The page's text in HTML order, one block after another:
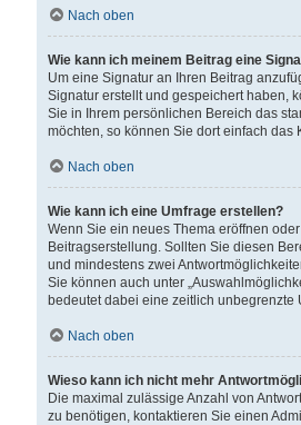
Nach oben
Wie kann ich meinem Beitrag eine
Um eine Signatur an Ihren Beitrag
Signatur erstellt und gespeichert haben,
Sie in Ihrem persönlichen Bereich das
möchten, so können Sie dort einfach das
Nach oben
Wie kann ich eine Umfrage erstellen?
Wenn Sie ein neues Thema eröffnen
Beitragserstellung. Sollten Sie diesen
und mindestens zwei
Sie können auch unter
bedeutet dabei eine zeitlich
Nach oben
Wieso kann ich nicht mehr
Die maximal zulässige Anzahl von
zu benötigen, kontaktieren Sie einen